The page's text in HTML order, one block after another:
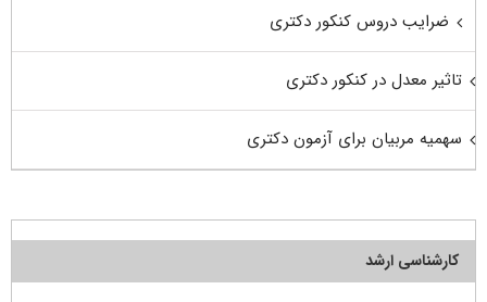
ضرایب دروس کنکور دکتری
تاثیر معدل در کنکور دکتری
سهمیه مربیان برای آزمون دکتری
کارشناسی ارشد